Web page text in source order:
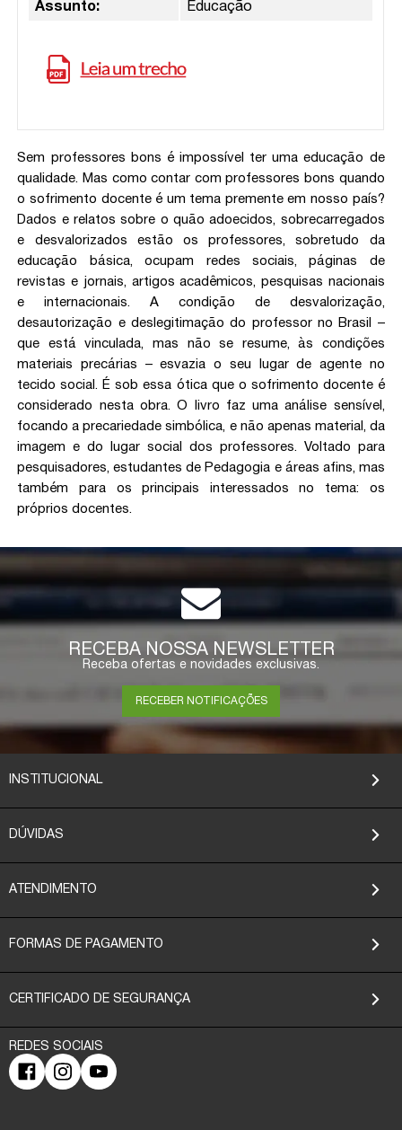
Assunto: Educação
Sem professores bons é impossível ter uma educação de
qualidade. Mas como contar com professores bons quando
o sofrimento docente é um tema premente em nosso país?
Dados e relatos sobre o quão adoecidos, sobrecarregados
e desvalorizados estão os professores, sobretudo da
educação básica, ocupam redes sociais, páginas de
revistas e jornais, artigos acadêmicos, pesquisas nacionais
e internacionais. A condição de desvalorização,
desautorização e deslegitimação do professor no Brasil –
que está vinculada, mas não se resume, às condições
materiais precárias – esvazia o seu lugar de agente no
tecido social. É sob essa ótica que o sofrimento docente é
considerado nesta obra. O livro faz uma análise sensível,
focando a precariedade simbólica, e não apenas material, da
imagem e do lugar social dos professores. Voltado para
pesquisadores, estudantes de Pedagogia e áreas afins, mas
também para os principais interessados no tema: os
próprios docentes.
RECEBA NOSSA NEWSLETTER
Receba ofertas e novidades exclusivas.
RECEBER NOTIFICAÇÕES
INSTITUCIONAL
DÚVIDAS
ATENDIMENTO
FORMAS DE PAGAMENTO
CERTIFICADO DE SEGURANÇA